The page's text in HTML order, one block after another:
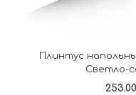
Плинтус
Светло-